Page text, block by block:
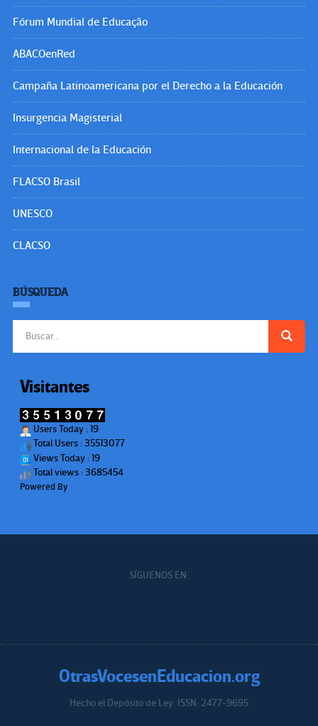
Fórum Mundial de Educação
ABACOenRed
Campaña Latinoamericana por el Derecho a la Educación
Insurgencia Magisterial
Internacional de la Educación
FLACSO Brasil
UNESCO
CLACSO
BÚSQUEDA
Visitantes
Users Today : 19
Total Users : 35513077
Views Today : 19
Total views : 3685454
Powered By
SÍGUENOS EN:
OtrasVocesenEducacion.org
Hecho el Depósito de Ley. ISSN: 2477-9695